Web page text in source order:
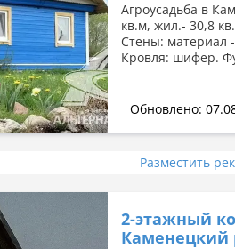
Агроусадьба в
кв.м, жил.- 30,8
Стены: материал
Кровля: шифер.
Обновлено:
Разместить
2-этажный
Каменецкий